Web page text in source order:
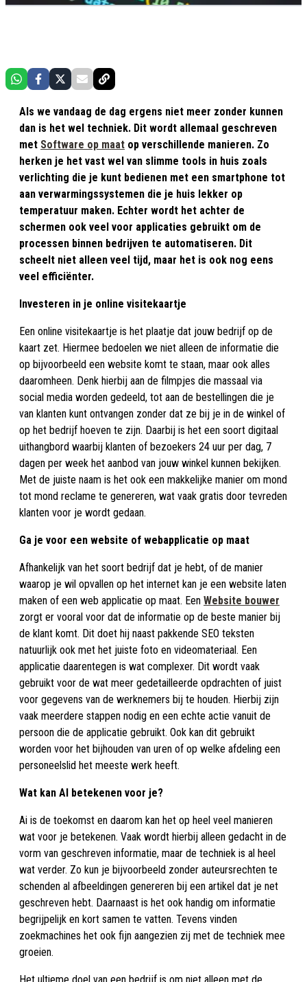
Als we vandaag de dag ergens niet meer zonder kunnen
dan is het wel techniek. Dit wordt allemaal geschreven
met Software op maat op verschillende manieren. Zo
herken je het vast wel van slimme tools in huis zoals
verlichting die je kunt bedienen met een smartphone tot
aan verwarmingssystemen die je huis lekker op
temperatuur maken. Echter wordt het achter de
schermen ook veel voor applicaties gebruikt om de
processen binnen bedrijven te automatiseren. Dit
scheelt niet alleen veel tijd, maar het is ook nog eens
veel efficiënter.
Investeren in je online visitekaartje
Een online visitekaartje is het plaatje dat jouw bedrijf op de
kaart zet. Hiermee bedoelen we niet alleen de informatie die
op bijvoorbeeld een website komt te staan, maar ook alles
daaromheen. Denk hierbij aan de filmpjes die massaal via
social media worden gedeeld, tot aan de bestellingen die je
van klanten kunt ontvangen zonder dat ze bij je in de winkel of
op het bedrijf hoeven te zijn. Daarbij is het een soort digitaal
uithangbord waarbij klanten of bezoekers 24 uur per dag, 7
dagen per week het aanbod van jouw winkel kunnen bekijken.
Met de juiste naam is het ook een makkelijke manier om mond
tot mond reclame te genereren, wat vaak gratis door tevreden
klanten voor je wordt gedaan.
Ga je voor een website of webapplicatie op maat
Afhankelijk van het soort bedrijf dat je hebt, of de manier
waarop je wil opvallen op het internet kan je een website laten
maken of een web applicatie op maat. Een Website bouwer
zorgt er vooral voor dat de informatie op de beste manier bij
de klant komt. Dit doet hij naast pakkende SEO teksten
natuurlijk ook met het juiste foto en videomateriaal. Een
applicatie daarentegen is wat complexer. Dit wordt vaak
gebruikt voor de wat meer gedetailleerde opdrachten of juist
voor gegevens van de werknemers bij te houden. Hierbij zijn
vaak meerdere stappen nodig en een echte actie vanuit de
persoon die de applicatie gebruikt. Ook kan dit gebruikt
worden voor het bijhouden van uren of op welke afdeling een
personeelslid het meeste werk heeft.
Wat kan AI betekenen voor je?
Ai is de toekomst en daarom kan het op heel veel manieren
wat voor je betekenen. Vaak wordt hierbij alleen gedacht in de
vorm van geschreven informatie, maar de techniek is al heel
wat verder. Zo kun je bijvoorbeeld zonder auteursrechten te
schenden al afbeeldingen genereren bij een artikel dat je net
geschreven hebt. Daarnaast is het ook handig om informatie
begrijpelijk en kort samen te vatten. Tevens vinden
zoekmachines het ook fijn aangezien zij met de techniek mee
groeien.